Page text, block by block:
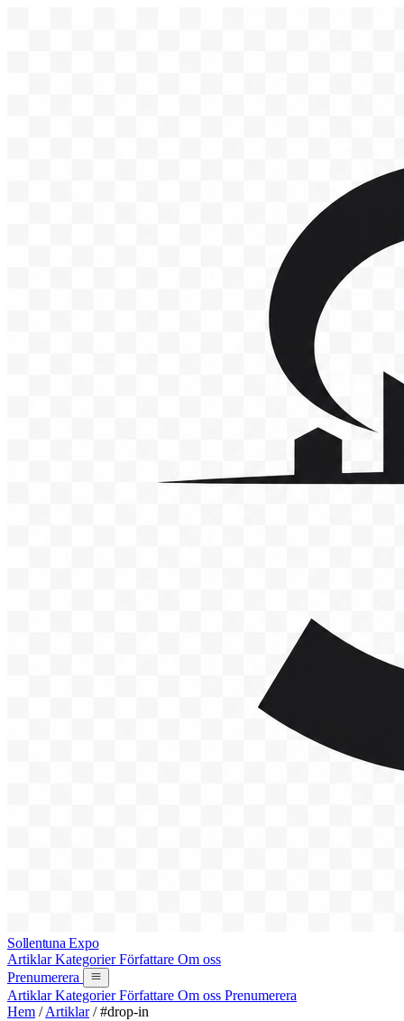
Sollentuna Expo
ArtiklarKategorierFörfattare Om oss
Prenumerera
ArtiklarKategorierFörfattare Om oss Prenumerera
Hem / Artiklar / #drop-in